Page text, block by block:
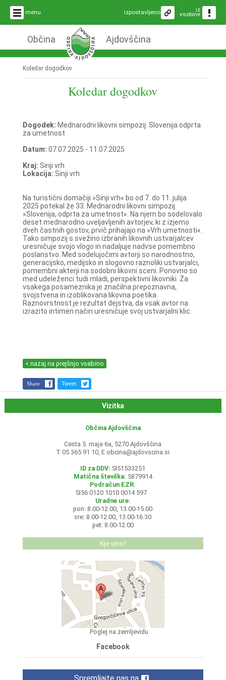
menu iz
vsebine
izpostavljeno
Občina Ajdovščina
Koledar dogodkov
Koledar dogodkov
Dogodek: Mednarodni likovni simpozij: Slovenija odprta
za umetnost
Datum: 07.07.2025 - 11.07.2025
Kraj: Sinji vrh
Lokacija: Sinji vrh
Na turistični domačiji »Sinji vrh« bo od 7. do 11. julija
2025 potekal že 33. Mednarodni likovni simpozij
»Slovenija, odprta za umetnost«. Na njem bo sodelovalo
deset mednarodno uveljavljenih avtorjev, ki z izjemo
dveh častnih gostov, prvič prihajajo na »Vrh umetnosti«.
Tako simpozij s svežino izbranih likovnih ustvarjalcev
uresničuje svojo vlogo in nadaljuje nadvse pomembno
poslanstvo. Med sodelujočimi avtorji so narodnostno,
generacijsko, medijsko in slogovno raznoliki ustvarjalci,
pomembni akterji na sodobni likovni sceni. Ponovno so
med udeleženci tudi mladi, perspektivni likovniki. Za
vsakega posameznika je značilna prepoznavna,
svojstvena in izoblikovana likovna poetika.
Raznovrstnost je rezultat dejstva, da vsak avtor na
izrazito intimen način uresničuje svoj ustvarjalni klic.
< nazaj na prejšnjo vsebino
Share Tweet
Vizitka
Občina Ajdovščina
Cesta 5. maja 6a, 5270 Ajdovščina
T 05 365 91 10, E obcina@ajdovscina.si
ID za DDV: SI51533251
Matična številka: 5879914
Podračun EZR:
SI56 0120 1010 0014 597
Uradne ure:
pon: 8.00-12.00, 13.00-15.00
sre: 8.00-12.00, 13.00-16.30
pet: 8.00-12.00
Kje smo?
Poglej na zemljevidu
Facebook